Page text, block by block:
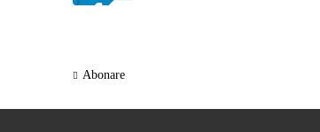
Abonare